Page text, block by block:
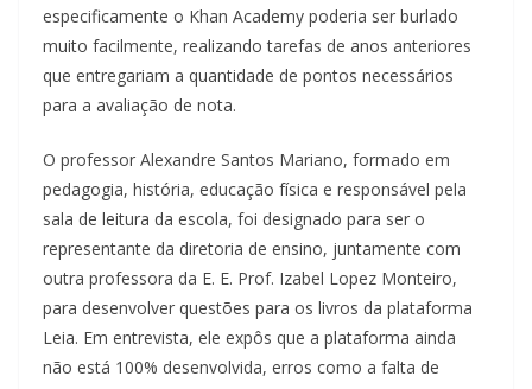
especificamente o Khan Academy poderia ser burlado
muito facilmente, realizando tarefas de anos anteriores
que entregariam a quantidade de pontos necessários
para a avaliação de nota.
O professor Alexandre Santos Mariano, formado em
pedagogia, história, educação física e responsável pela
sala de leitura da escola, foi designado para ser o
representante da diretoria de ensino, juntamente com
outra professora da E. E. Prof. Izabel Lopez Monteiro,
para desenvolver questões para os livros da plataforma
Leia. Em entrevista, ele expôs que a plataforma ainda
não está 100% desenvolvida, erros como a falta de